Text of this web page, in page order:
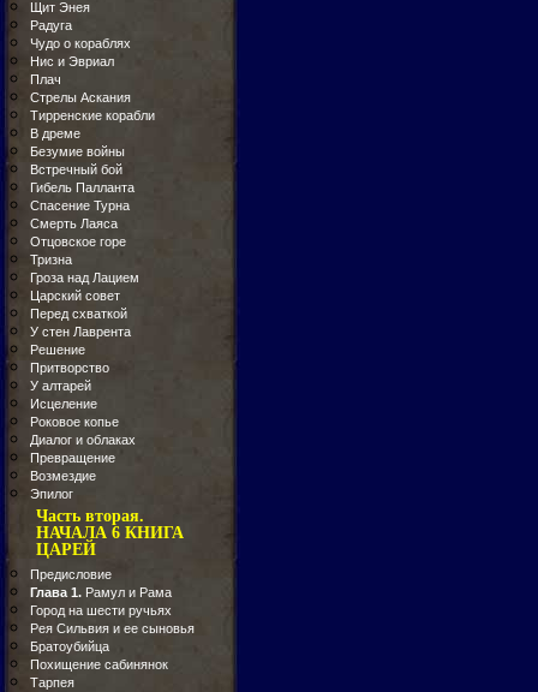
Щит Энея
Радуга
Чудо о кораблях
Нис и Эвриал
Плач
Стрелы Аскания
Тирренские корабли
В дреме
Безумие войны
Встречный бой
Гибель Палланта
Спасение Турна
Смерть Лаяса
Отцовское горе
Тризна
Гроза над Лацием
Царский совет
Перед схваткой
У стен Лаврента
Решение
Притворство
У алтарей
Исцеление
Роковое копье
Диалог и облаках
Превращение
Возмездие
Эпилог
Часть вторая.
НАЧАЛА 6 КНИГА
ЦАРЕЙ
Предисловие
Глава 1. Рамул и Рама
Город на шести ручьях
Рея Сильвия и ее сыновья
Братоубийца
Похищение сабинянок
Тарпея